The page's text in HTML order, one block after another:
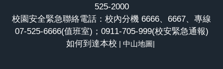
525-2000
校園安全緊急聯絡電話：校內分機 6666、6667、專線
07-525-6666(值班室)；0911-705-999(校安緊急通報)
如何到達本校 | 中山地圖|